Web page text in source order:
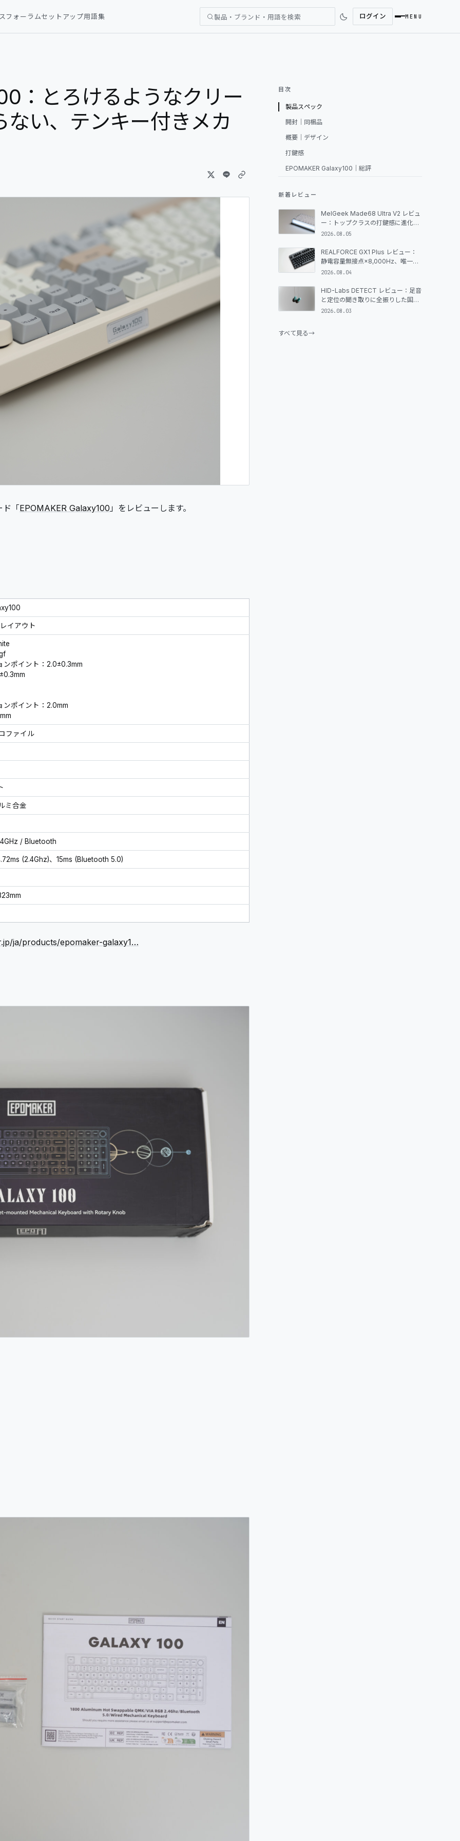
フォーラムセットアップ用語集 製品・ブランド・用語を検索 ログイン MENU
MY PAGE
：とろけるようなクリー
い、テンキー付きメカ
ド「EPOMAKER Galaxy100」をレビューします。
イアウト
ンポイント：2.0±0.3mm
ンポイント：2.0mm
ファイル
ミ合金
/ Bluetooth
(2.4Ghz)、15ms (Bluetooth 5.0)
ja/products/epomaker-galaxy1…
目次
製品スペック
開封｜同梱品
概要｜デザイン
打鍵感
EPOMAKER Galaxy100｜総評
新着レビュー
MelGeek Made68 Ultra V2 レビュ
ー：トップクラスの打鍵感に進化し
た、唯一無二の大型背面ライトボッ
ボード
2026.08.05
REALFORCE GX1 Plus レビュー：
静電容量無接点×8,000Hz、唯一無
二のゲーミングキーボードはどこが
2026.08.04
HID-Labs DETECT レビュー：足音
と定位の聞き取りに全振りした国産
FPS特化イヤホン
2026.08.03
すべて見る→